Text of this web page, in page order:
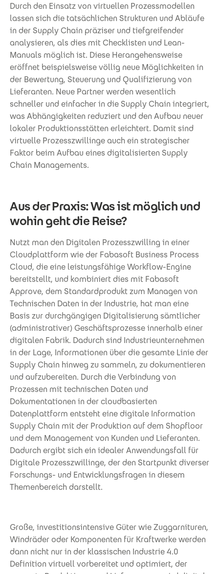
Durch den Einsatz von virtuellen Prozessmodellen
lassen sich die tatsächlichen Strukturen und Abläufe
in der Supply Chain präziser und tiefgreifender
analysieren, als dies mit Checklisten und Lean-
Manuals möglich ist. Diese Herangehensweise
eröffnet beispielsweise völlig neue Möglichkeiten in
der Bewertung, Steuerung und Qualifizierung von
Lieferanten. Neue Partner werden wesentlich
schneller und einfacher in die Supply Chain integriert,
was Abhängigkeiten reduziert und den Aufbau neuer
lokaler Produktionsstätten erleichtert. Damit sind
virtuelle Prozesszwillinge auch ein strategischer
Faktor beim Aufbau eines digitalisierten Supply
Chain Managements.
Aus der Praxis: Was ist möglich und
wohin geht die Reise?
Nutzt man den Digitalen Prozesszwilling in einer
Cloudplattform wie der Fabasoft Business Process
Cloud, die eine leistungsfähige Workflow-Engine
bereitstellt, und kombiniert dies mit Fabasoft
Approve, dem Standardprodukt zum Managen von
Technischen Daten in der Industrie, hat man eine
Basis zur durchgängigen Digitalisierung sämtlicher
(administrativer) Geschäftsprozesse innerhalb einer
digitalen Fabrik. Dadurch sind Industrieunternehmen
in der Lage, Informationen über die gesamte Linie der
Supply Chain hinweg zu sammeln, zu dokumentieren
und aufzubereiten. Durch die Verbindung von
Prozessen mit technischen Daten und
Dokumentationen in der cloudbasierten
Datenplattform entsteht eine digitale Information
Supply Chain mit der Produktion auf dem Shopfloor
und dem Management von Kunden und Lieferanten.
Dadurch ergibt sich ein idealer Anwendungsfall für
Digitale Prozesszwillinge, der den Startpunkt diverser
Forschungs- und Entwicklungsfragen in diesem
Themenbereich darstellt.
Große, investitionsintensive Güter wie Zuggarnituren,
Windräder oder Komponenten für Kraftwerke werden
dann nicht nur in der klassischen Industrie 4.0
Definition virtuell vorbereitet und optimiert, der